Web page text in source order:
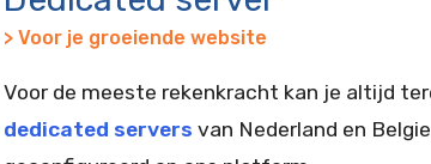
> Voor je groeiende website
Voor de meeste rekenkracht kan je altijd
dedicated servers van Nederland en